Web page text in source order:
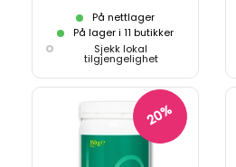
På nettlager
På lager i 11 butikker
Sjekk lokal
tilgjengelighet
20%